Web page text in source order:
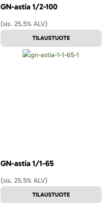
GN-astia 1/2-100
(sis. 25.5% ALV)
TILAUSTUOTE
GN-astia 1/1-65
(sis. 25.5% ALV)
TILAUSTUOTE